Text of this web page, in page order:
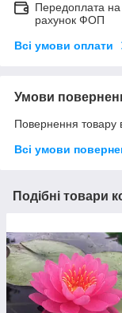
Передоплата на
рахунок ФОП
Всі умови оплати
Умови
Повернення товару
Всі умови
Подібні товари